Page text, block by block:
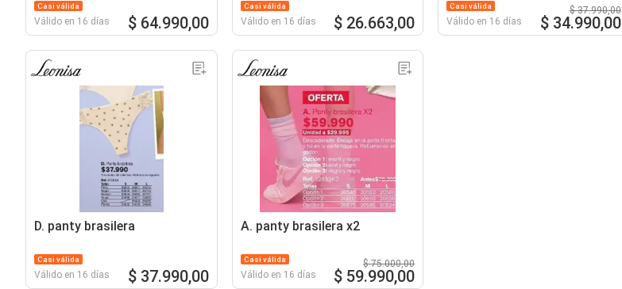
Casi válida
Válido en 16 días $ 64.990,00
Casi válida
Válido en 16 días $ 26.663,00
Casi válida
Válido en 16 días
$ 37.990,00
$ 34.990,00
D. panty brasilera
Casi válida
Válido en 16 días $ 37.990,00
A. panty brasilera x2
Casi válida
Válido en 16 días
$ 75.000,00
$ 59.990,00